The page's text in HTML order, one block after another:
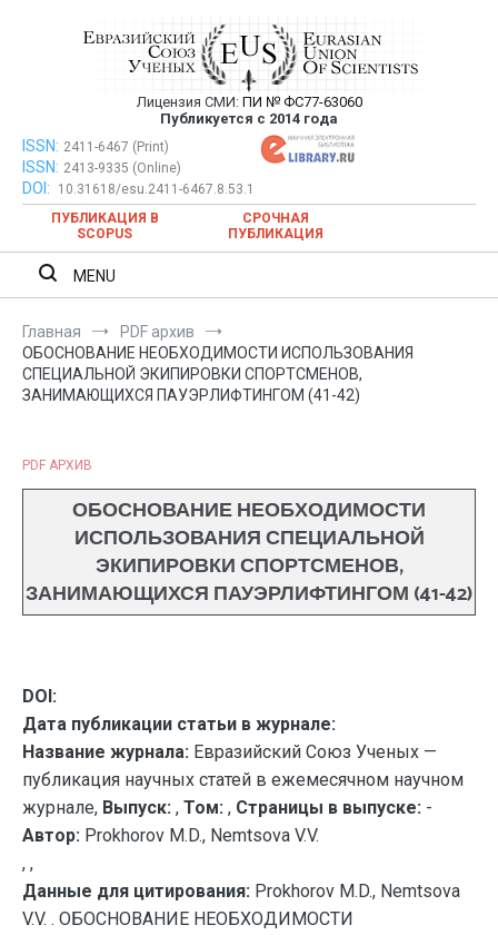
Евразийский Союз Ученых —
публикация научных статей в
ежемесячном научном журнале
Лицензия СМИ: ПИ № ФС77-63060
Публикуется с 2014 года
Евразийский Союз Ученых — публикация научных статей в
ежемесячном научном журнале
ISSN: 2411-6467 (Print)
ISSN: 2413-9335 (Online)
DOI:
10.31618/esu.2411-6467.8.53.1
ПУБЛИКАЦИЯ В
SCOPUS
СРОЧНАЯ
ПУБЛИКАЦИЯ
MENU
Главная
PDF архив
ОБОСНОВАНИЕ НЕОБХОДИМОСТИ ИСПОЛЬЗОВАНИЯ
СПЕЦИАЛЬНОЙ ЭКИПИРОВКИ СПОРТСМЕНОВ,
ЗАНИМАЮЩИХСЯ ПАУЭРЛИФТИНГОМ (41-42)
PDF АРХИВ
ОБОСНОВАНИЕ НЕОБХОДИМОСТИ
ИСПОЛЬЗОВАНИЯ СПЕЦИАЛЬНОЙ
ЭКИПИРОВКИ СПОРТСМЕНОВ,
ЗАНИМАЮЩИХСЯ ПАУЭРЛИФТИНГОМ (41-42)
DOI:
Дата публикации статьи в журнале:
Название журнала: Евразийский Союз Ученых —
публикация научных статей в ежемесячном научном
журнале, Выпуск: , Том: , Страницы в выпуске: -
Автор: Prokhorov M.D., Nemtsova V.V.
, ,
Данные для цитирования: Prokhorov M.D., Nemtsova
V.V. . ОБОСНОВАНИЕ НЕОБХОДИМОСТИ